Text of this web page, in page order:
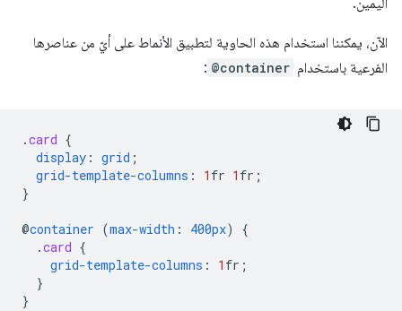
اليمين.
الآن، يمكننا استخدام هذه الحاوية لتطبيق الأنماط على أيّ من عناصرها
الفرعية باستخدام @container
:
.card {
display : grid ;
grid-template-columns : 1 fr 1 fr ;
}
@container (max-width : 400px)
{
.card {
grid-template-columns : 1 fr ;
}
}